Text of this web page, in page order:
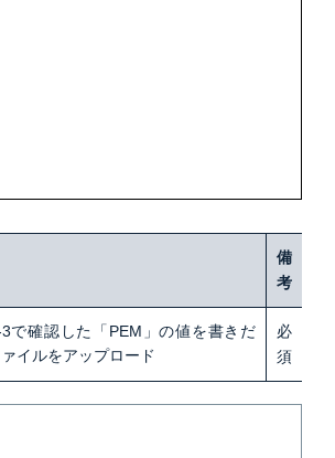
備
考
で確認した「PEM」の値を書きだ
イルをアップロード
必
須